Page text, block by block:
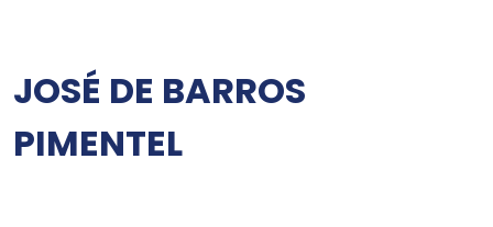
JOSÉ DE BARROS
PIMENTEL